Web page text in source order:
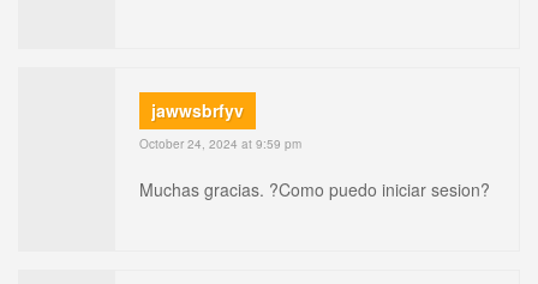
jawwsbrfyv
October 24, 2024 at 9:59 pm
Muchas gracias. ?Como puedo iniciar sesion?